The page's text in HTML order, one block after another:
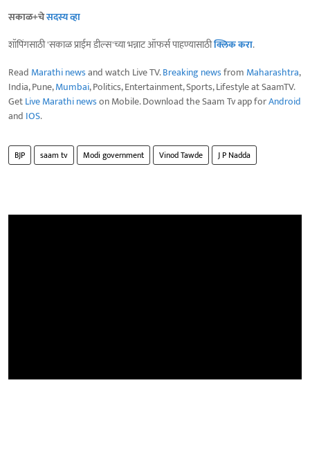
सकाळ+चेसदस्य व्हा
शॉपिंगसाठी 'सकाळ प्राईम डील्स'च्या भन्नाट ऑफर्स पाहण्यासाठीक्लिक करा.
Read Marathi newsand watch Live TV.Breaking newsfrom Maharashtra,
India, Pune,Mumbai, Politics, Entertainment, Sports, Lifestyle at SaamTV.
GetLive Marathi newson Mobile. Download the Saam Tv app forAndroid
and IOS.
BJP saam tv Modi government Vinod Tawde J P Nadda